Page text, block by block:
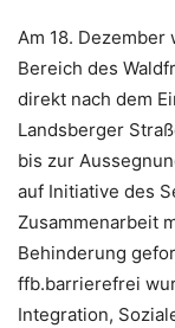
Am 18.
Bereich des
direkt nach dem
Landsberger
bis zur
auf Initiative des
Zusammenarbeit
Behinderung
ffb.barrierefrei
Integration,